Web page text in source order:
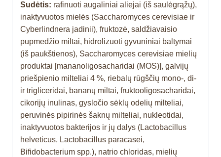
Sudėtis: rafinuoti augaliniai aliejai (iš saulėgrąžų),
inaktyvuotos mielės (Saccharomyces cerevisiae ir
Cyberlindnera jadinii), fruktozė, saldžiavaisio
pupmedžio miltai, hidrolizuoti gyvūniniai baltymai
(iš paukštienos), Saccharomyces cerevisiae mielių
produktai [mananoligosacharidai (MOS)], galvijų
priešpienio milteliai 4 %, riebalų rūgščių mono-, di-
ir trigliceridai, bananų miltai, fruktooligosacharidai,
cikorijų inulinas, gysločio sėklų odelių milteliai,
peruvinės pipirinės šaknų milteliai, nukleotidai,
inaktyvuotos bakterijos ir jų dalys (Lactobacillus
helveticus, Lactobacillus paracasei,
Bifidobacterium spp.), natrio chloridas, mielių